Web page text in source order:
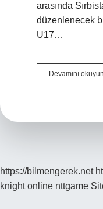
arasında
düzenlenecek
U17…
Devamını okuyun
https://bilmengerek.net
knight online nttgame